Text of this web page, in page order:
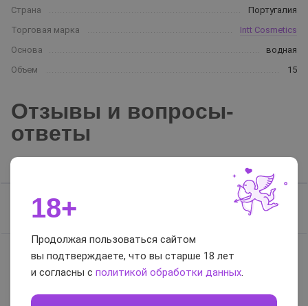
Страна
Португалия
Торговая марка
Intt Cosmetics
Основа
водная
Объем
15
Отзывы и вопросы-
ответы
Отзывы
Отзывов нет, будьте первым
0 / 5
18+
Продолжая пользоваться сайтом
вы подтверждаете, что вы старше 18 лет
и согласны с политикой обработки данных.